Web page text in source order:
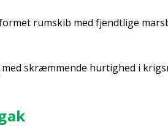
rum­skib med fjendt­li­ge
skræm­men­de hur­tig­hed i